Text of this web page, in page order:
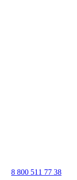
8 800 511 77 38